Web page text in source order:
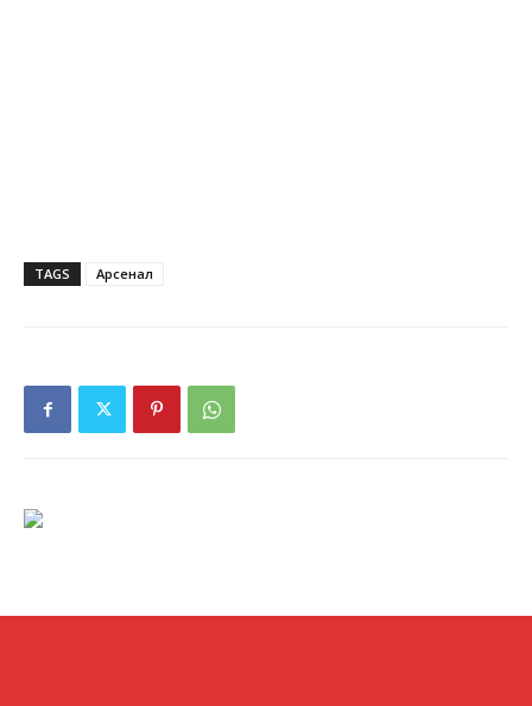
TAGS Арсенал